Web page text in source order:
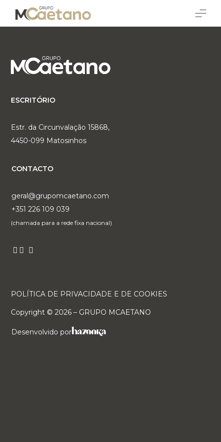
para
principal
Menu
ESCRITÓRIO
Estr. da Circunvalação 15868,
4450-099 Matosinhos
CONTACTO
geral@grupomcaetano.com
+351 226 109 039
(chamada para a rede fixa nacional)
POLÍTICA DE PRIVACIDADE E DE COOKIES
Copyright ©2026 – GRUPO MCAETANO
Desenvolvido por